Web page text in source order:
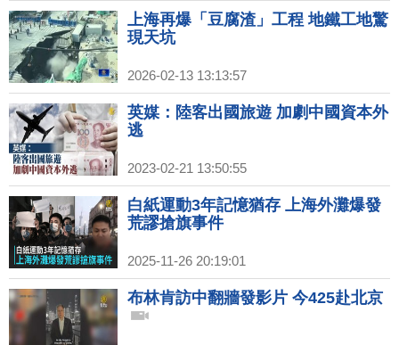
上海再爆「豆腐渣」工程 地鐵工地驚
現天坑
2026-02-13 13:13:57
英媒：陸客出國旅遊 加劇中國資本外
逃
2023-02-21 13:50:55
白紙運動3年記憶猶存 上海外灘爆發
荒謬搶旗事件
2025-11-26 20:19:01
布林肯訪中翻牆發影片 今425赴北京